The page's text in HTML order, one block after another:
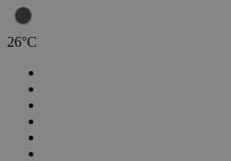
26°C